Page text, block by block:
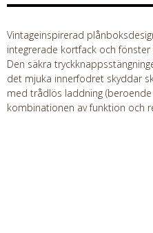
Vintageinspirerad
integrerade kortfack och
Den säkra
det mjuka innerfodret skyddar
med trådlös laddning
kombinationen av funktion och